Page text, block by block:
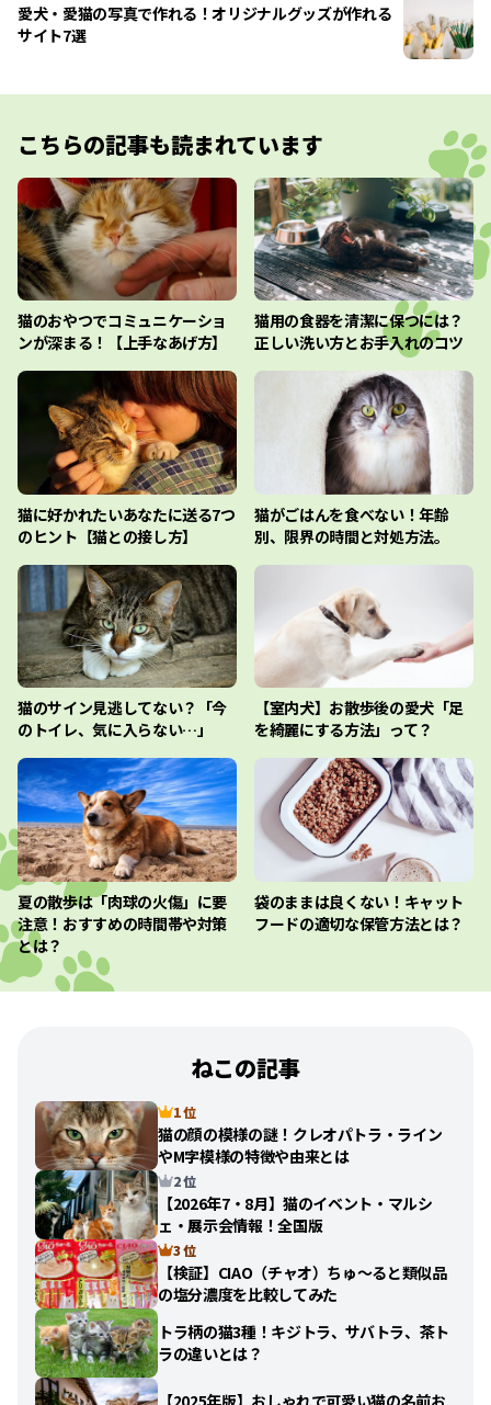
愛犬・愛猫の写真で作れる！オリジナルグッズが作れる
サイト7選
こちらの記事も読まれています
猫のおやつでコミュニケーショ
ンが深まる！【上手なあげ方】
猫用の食器を清潔に保つには？
正しい洗い方とお手入れのコツ
猫に好かれたいあなたに送る7つ
のヒント【猫との接し方】
猫がごはんを食べない！年齢
別、限界の時間と対処方法。
猫のサイン見逃してない？「今
のトイレ、気に入らない…」
【室内犬】お散歩後の愛犬「足
を綺麗にする方法」って？
夏の散歩は「肉球の火傷」に要
注意！おすすめの時間帯や対策
とは？
袋のままは良くない！キャット
フードの適切な保管方法とは？
ねこの記事
1 位
猫の顔の模様の謎！クレオパトラ・ライン
やM字模様の特徴や由来とは
2 位
【2026年7・8月】猫のイベント・マルシ
ェ・展示会情報！全国版
3 位
【検証】CIAO（チャオ）ちゅ〜ると類似品
の塩分濃度を比較してみた
トラ柄の猫3種！キジトラ、サバトラ、茶ト
ラの違いとは？